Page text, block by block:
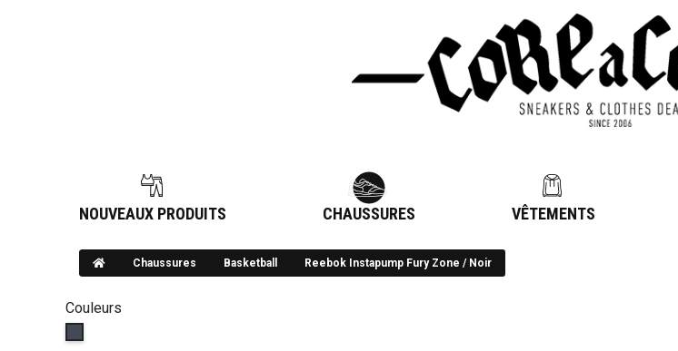
NOUVEAUX PRODUITS CHAUSSURES VÊTEMENTS
Chaussures Basketball Reebok Instapump Fury Zone / Noir
Couleurs